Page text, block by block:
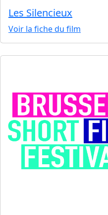
Les Silencieux
Voir la fiche du film